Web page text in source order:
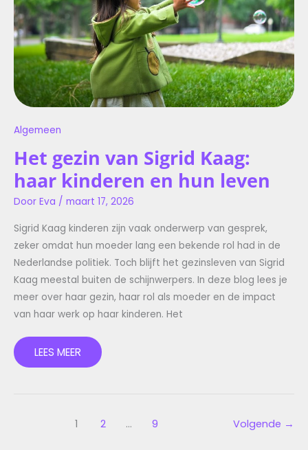
Algemeen
Het gezin van Sigrid Kaag:
haar kinderen en hun leven
Door Eva / maart 17, 2026
Sigrid Kaag kinderen zijn vaak onderwerp van gesprek,
zeker omdat hun moeder lang een bekende rol had in de
Nederlandse politiek. Toch blijft het gezinsleven van Sigrid
Kaag meestal buiten de schijnwerpers. In deze blog lees je
meer over haar gezin, haar rol als moeder en de impact
van haar werk op haar kinderen. Het
HUN
LEVEN
LEES MEER
1 2 … 9 Volgende →